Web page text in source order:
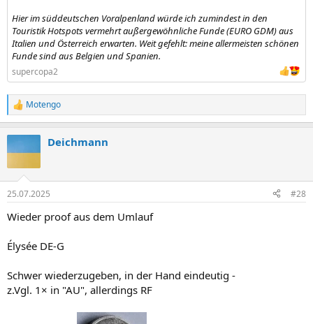
Hier im süddeutschen Voralpenland würde ich zumindest in den
Touristik Hotspots vermehrt außergewöhnliche Funde (EURO GDM) aus
Italien und Österreich erwarten. Weit gefehlt: meine allermeisten schönen
Funde sind aus Belgien und Spanien.
supercopa2
R
e
t
e
:
Motengo
Deichmann
25.07.2025 #28
Wieder proof aus dem Umlauf
Élysée DE-G
Schwer wiederzugeben, in der Hand eindeutig -
z.Vgl. 1× in "AU", allerdings RF